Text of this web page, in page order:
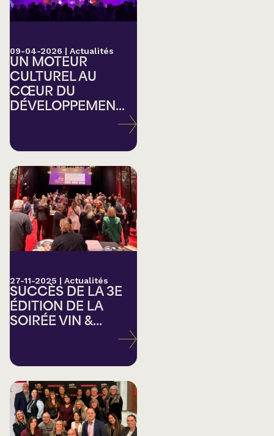
09-04-2026 | Actualités
UN MOTEUR
CULTUREL AU
CŒUR DU
DÉVELOPPEMEN...
27-11-2025 | Actualités
SUCCÈS DE LA 3E
ÉDITION DE LA
SOIRÉE VIN &...